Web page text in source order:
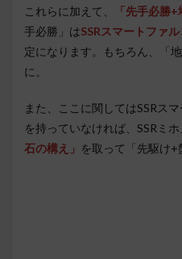
これらに加えて、 「先手必勝+
手必勝」はSSRスマートファ
定になります。もちろん、「
に。
また、ここに関してはSSRス
を持っていなければ、SSRミ
石の構え」 を取って「先駆け+